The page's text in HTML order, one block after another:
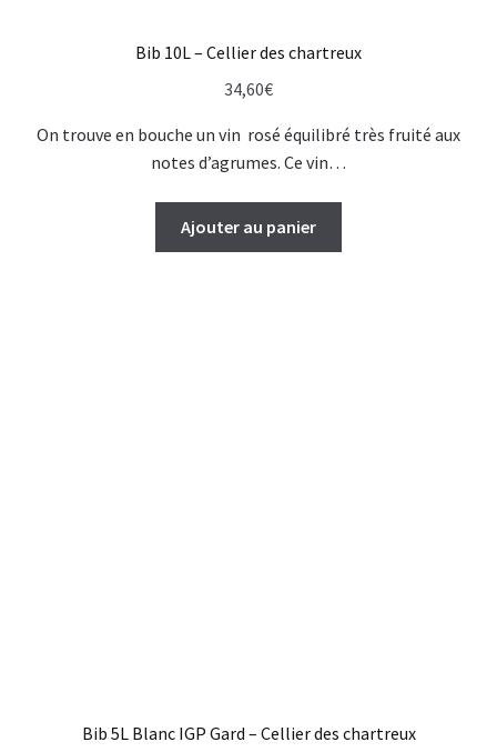
Bib 10L – Cellier des chartreux
34,60€
On trouve en bouche un vin rosé équilibré très fruité aux
notes d’agrumes. Ce vin…
Ajouter au panier
Bib 5L Blanc IGP Gard – Cellier des chartreux